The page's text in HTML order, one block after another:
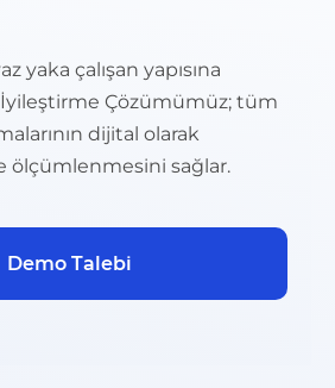
yaka çalışan yapısına
Çözümümüz; tüm
dijital olarak
ölçümlenmesini sağlar.
Demo Talebi